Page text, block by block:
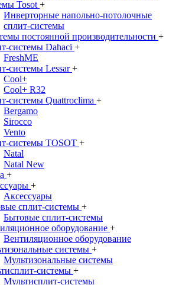
Tosot +
Инверторные напольно-потолочные
сплит-системы
постоянной производительности +
системы Dahaci +
FreshME
системы Lessar+
Cool+
Cool+ R32
системы Quattroclima +
Bergamo
Sirocco
Vento
системы TOSOT +
Natal
Natal New
+
+
Аксессуары
сплит-системы +
Бытовые сплит-системы
оборудование +
Вентиляционное оборудование
системы +
Мультизональные системы
системы +
Мультисплит-системы